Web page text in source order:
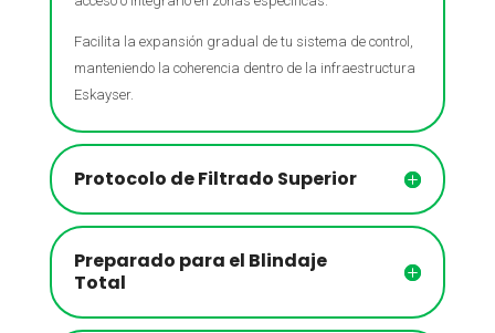
Facilita la expansión gradual de tu sistema de control,
manteniendo la coherencia dentro de la infraestructura
Eskayser.
Protocolo de Filtrado Superior
Preparado para el Blindaje
Total